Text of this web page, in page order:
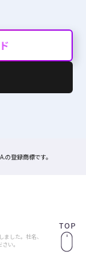
の登録商標です。
ました。社名、
い。